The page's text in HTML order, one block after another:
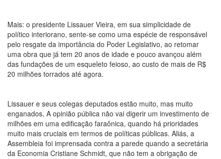
Mais: o presidente Lissauer Vieira, em sua simplicidade de
político interiorano, sente-se como uma espécie de responsável
pelo resgate da importância do Poder Legislativo, ao retomar
uma obra que já tem 20 anos de idade e pouco avançou além
das fundações de um esqueleto feioso, ao custo de mais de R$
20 milhões torrados até agora.
Lissauer e seus colegas deputados estão muito, mas muito
enganados. A opinião pública não vai digerir um investimento de
milhões em uma edificação faraônica, quando há prioridades
muito mais cruciais em termos de políticas públicas. Aliás, a
Assembleia foi imprensada contra a parede quando a secretária
da Economia Cristiane Schmidt, que não tem a obrigação de